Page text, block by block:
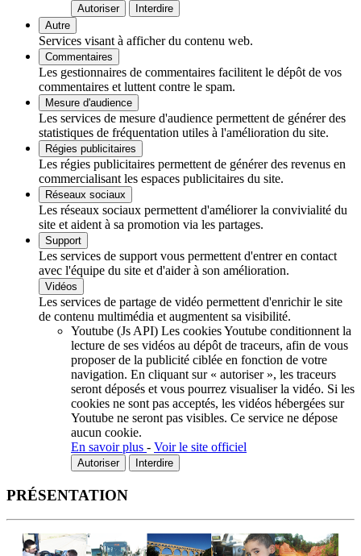
Autoriser
Interdire
Autre
Services visant à afficher du contenu web.
Commentaires
Les gestionnaires de commentaires facilitent le dépôt de vos
commentaires et luttent contre le spam.
Mesure d'audience
Les services de mesure d'audience permettent de générer des
statistiques de fréquentation utiles à l'amélioration du site.
Régies publicitaires
Les régies publicitaires permettent de générer des revenus en
commercialisant les espaces publicitaires du site.
Réseaux sociaux
Les réseaux sociaux permettent d'améliorer la convivialité du
site et aident à sa promotion via les partages.
Support
Les services de support vous permettent d'entrer en contact
avec l'équipe du site et d'aider à son amélioration.
Vidéos
Les services de partage de vidéo permettent d'enrichir le site
de contenu multimédia et augmentent sa visibilité.
Youtube (Js API) Les cookies Youtube conditionnent la
lecture de ses vidéos au dépôt de traceurs, afin de vous
proposer de la publicité ciblée en fonction de votre
navigation. En cliquant sur « autoriser », les traceurs
seront déposés et vous pourrez visualiser la vidéo. Si les
cookies ne sont pas acceptés, les vidéos hébergées sur
Youtube ne seront pas visibles. Ce service ne dépose
aucun cookie.
En savoir plus - Voir le site officiel
Autoriser Interdire
PRÉSENTATION